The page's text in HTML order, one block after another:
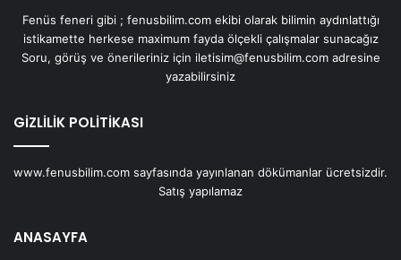
Fenüs feneri gibi ; fenusbilim.com ekibi olarak bilimin aydınlattığı
istikamette herkese maximum fayda ölçekli çalışmalar sunacağız
Soru, görüş ve önerileriniz için iletisim@fenusbilim.com adresine
yazabilirsiniz
GİZLİLİK POLİTİKASI
www.fenusbilim.com sayfasında yayınlanan dökümanlar ücretsizdir.
Satış yapılamaz
ANASAYFA